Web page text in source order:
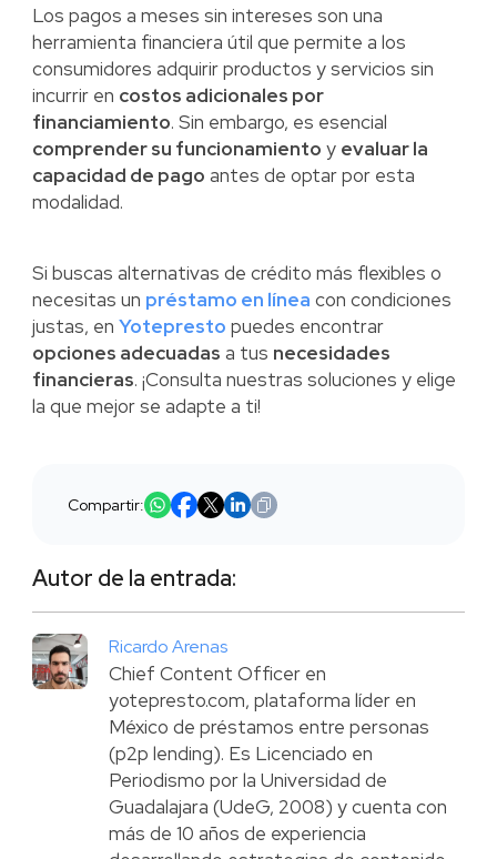
Los pagos a meses sin intereses son una
herramienta financiera útil que permite a los
consumidores adquirir productos y servicios sin
incurrir en costos adicionales por
financiamiento. Sin embargo, es esencial
comprender su funcionamiento y evaluar la
capacidad de pago antes de optar por esta
modalidad.
Si buscas alternativas de crédito más flexibles o
necesitas un préstamo en línea con condiciones
justas, en Yotepresto puedes encontrar
opciones adecuadas a tus necesidades
financieras. ¡Consulta nuestras soluciones y elige
la que mejor se adapte a ti!
Compartir:
Autor de la entrada:
Ricardo Arenas
Chief Content Officer en
yotepresto.com, plataforma líder en
México de préstamos entre personas
(p2p lending). Es Licenciado en
Periodismo por la Universidad de
Guadalajara (UdeG, 2008) y cuenta con
más de 10 años de experiencia